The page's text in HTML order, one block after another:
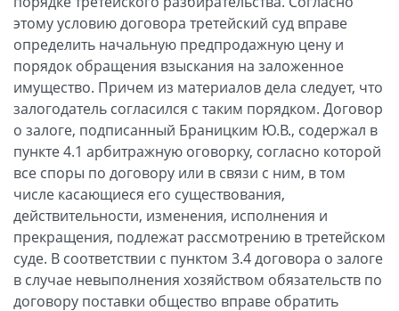
этому условию договора третейский суд вправе
определить начальную предпродажную цену и
порядок обращения взыскания на заложенное
имущество. Причем из материалов дела следует, что
залогодатель согласился с таким порядком. Договор
о залоге, подписанный Браницким Ю.В., содержал в
пункте 4.1 арбитражную оговорку, согласно которой
все споры по договору или в связи с ним, в том
числе касающиеся его существования,
действительности, изменения, исполнения и
прекращения, подлежат рассмотрению в третейском
суде. В соответствии с пунктом 3.4 договора о залоге
в случае невыполнения хозяйством обязательств по
договору поставки общество вправе обратить